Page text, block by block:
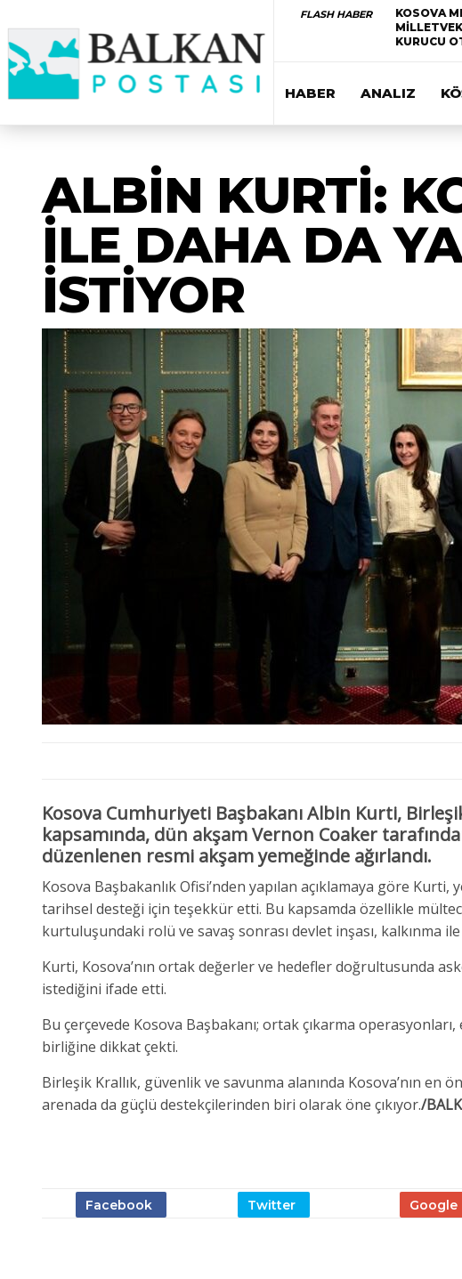
FLASH HABER
KOSOVA
KURUCU
HABER ANALIZ
ALBİN KURTİ:
İLE DAHA DA
İSTİYOR
Kosova Cumhuriyeti Başbakanı Albin Kurti,
kapsamında, dün akşamVernon Coaker
düzenlenen resmi akşam yemeğinde ağırlandı.
Kosova Başbakanlık Ofisi’nden yapılan açıklamaya göre Kurti,
tarihsel desteği için teşekkür etti. Bu kapsamda özellikle
kurtuluşundaki rolü ve savaş sonrası devlet inşası, kalkınma
Kurti, Kosova’nın ortak değerler ve hedefler doğrultusunda
istediğini ifade etti.
Bu çerçevede Kosova Başbakanı; ortak çıkarma
birliğine dikkat çekti.
Birleşik Krallık, güvenlik ve savunma alanında Kosova’nın en
arenada da güçlü destekçilerinden biri olarak öne çıkıyor./